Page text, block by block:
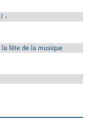
! -
fête de la musique